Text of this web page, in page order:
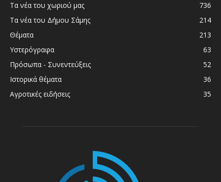
Τα νέα του χωριού μας
736
Τα νέα του Δήμου Σάμης
214
Θέματα
213
Υστερόγραφα
63
Πρόσωπα - Συνεντεύξεις
52
Ιστορικά θέματα
36
Αγροτικές ειδήσεις
35